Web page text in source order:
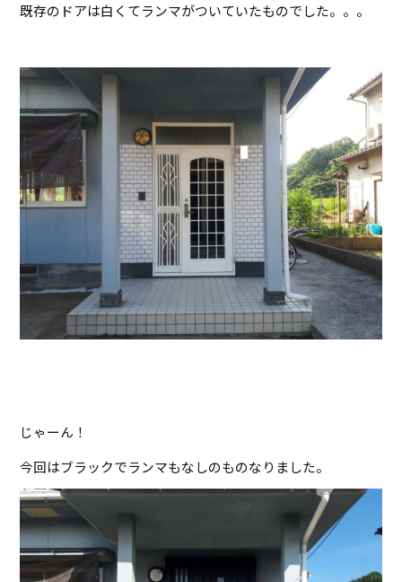
既存のドアは白くてランマがついていたものでした。。。
じゃーん！
今回はブラックでランマもなしのものなりました。